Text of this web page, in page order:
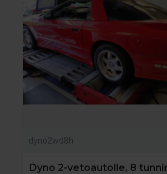
dyno2wd8h
Dyno 2-vetoautolle, 8